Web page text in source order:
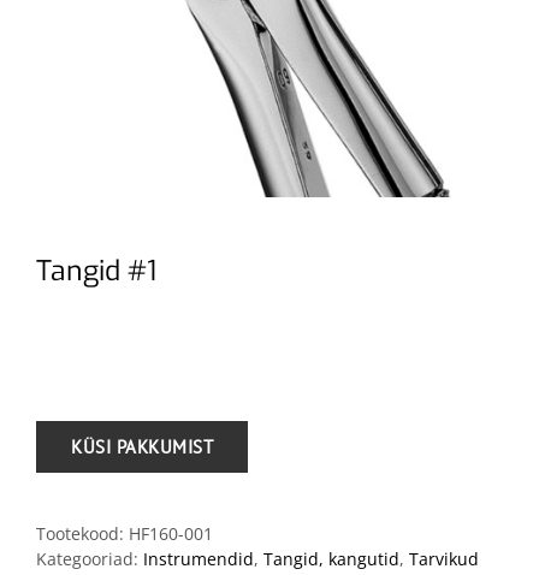
Tangid #1
Tootekood: HF160-001
Kategooriad: Instrumendid, Tangid, kangutid, Tarvikud